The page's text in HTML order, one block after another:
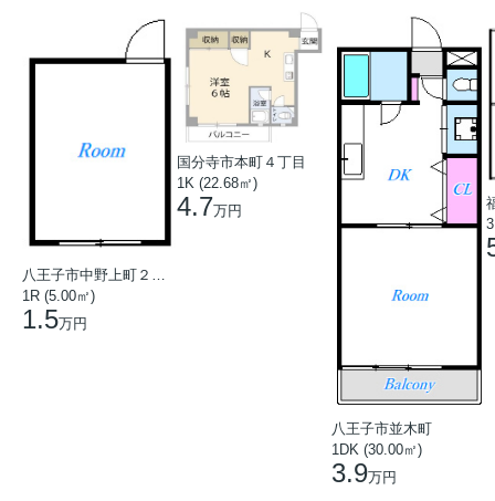
八王子市中野上町２丁目
1R (5.00㎡)
1.5万円
国分寺市本町４丁目
1K (22.68㎡)
4.7万円
八王子市並木町
1DK (30.00㎡)
3.9万円